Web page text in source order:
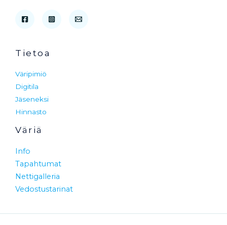
Tietoa
Väripimiö
Digitila
Jäseneksi
Hinnasto
Väriä
Info
Tapahtumat
Nettigalleria
Vedostustarinat